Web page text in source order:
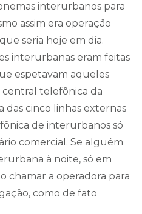
interurbanos para
assim era operação
seria hoje em dia.
interurbanas eram feitas
espetavam aqueles
central telefônica da
das cinco linhas externas
de interurbanos só
comercial. Se alguém
à noite, só em
chamar a operadora para
como de fato